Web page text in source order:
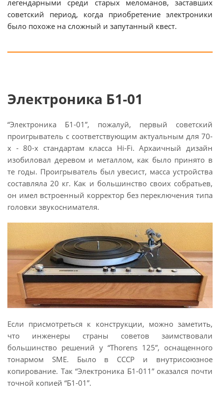
легендарными среди старых меломанов, заставших
советский период, когда приобретение электроники
было похоже на сложный и запутанный квест.
Электроника Б1-01
“Электроника Б1-01”, пожалуй, первый советский
проигрыватель с соответствующим актуальным для 70-
х - 80-х стандартам класса Hi-Fi. Архаичный дизайн
изобиловал деревом и металлом, как было принято в
те годы. Проигрыватель был увесист, масса устройства
составляла 20 кг. Как и большинство своих собратьев,
он имел встроенный корректор без переключения типа
головки звукоснимателя.
Если присмотреться к конструкции, можно заметить,
что инженеры страны советов заимствовали
большинство решений у “Thorens 125”, оснащенного
тонармом SME. Было в СССР и внутрисоюзное
копирование. Так “Электроника Б1-011” оказался почти
точной копией “Б1-01”.